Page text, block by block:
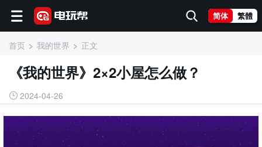
简体 繁體
首页 我的世界 正文
《我的世界》2×2小屋怎么做？
2024-04-26